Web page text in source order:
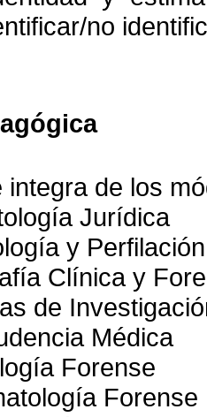
no
integra de los
Jurídica
y
Clínica y
de
Médica
Forense
Forense